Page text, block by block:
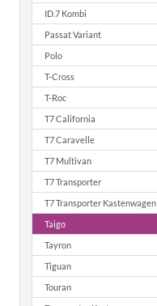
ID.7 Kombi
Passat Variant
Polo
T-Cross
T-Roc
T7 California
T7 Caravelle
T7 Multivan
T7 Transporter
T7 Transporter Kastenwagen
Taigo
Tayron
Tiguan
Touran